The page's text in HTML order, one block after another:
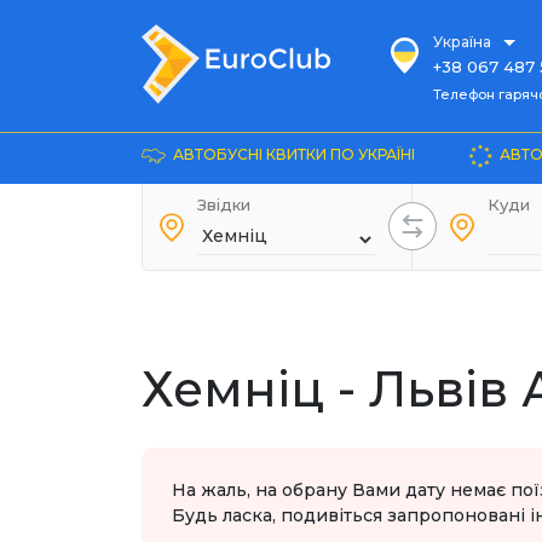
Україна
+38 067 487
Телефон гарячої
Довідка
+38 044
+38 067 240
Телефон
АВТОБУСНІ КВИТКИ ПО УКРАЇНІ
Звідки Куди
Хемніц - Львів
На жаль, на обрану Вами дату немає
Будь ласка, подивіться запропоновані